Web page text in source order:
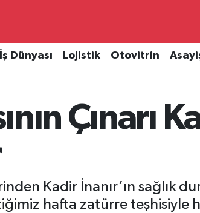
İş Dünyası Lojistik Otovitrin
Çınarı
Kadir İnanır’ın sağlık
hafta zatürre teşhisiyle